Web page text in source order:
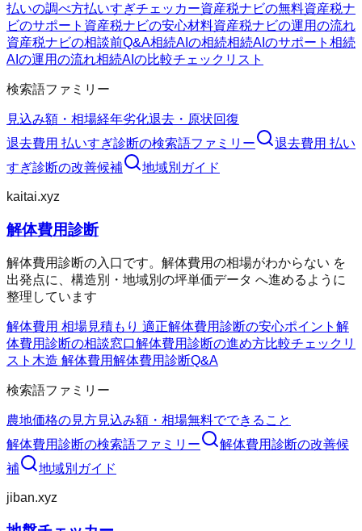
払いの調べ方払いすぎチェッカー資産税ナビの無料資産税ナ
ビのサポート 資産税ナビの安心材料資産税ナビの運用の流れ
資産税ナビの相談前Q&A相続AIの相続相続AIのサポート 相続
AIの運用の流れ相続AIの比較チェックリスト
検索語ファミリー
見込み額・相場経年劣化退去・原状回復
退去費用 払いすぎ診断の検索語ファミリー
退去費用 払い
すぎ診断の改善候補 地域別ガイド
kaitai.xyz
解体費用診断
解体費用診断の入口です。解体費用の相場がわからない を
出発点に、構造別・地域別の坪単価データ へ進めるように
整理しています
解体費用 相場見積もり 適正解体費用診断の安心ポイント 解
体費用診断の相談窓口解体費用診断の進め方比較チェックリ
スト 木造 解体費用解体費用診断Q&A
検索語ファミリー
農地価格の見方見込み額・相場無料でできること
解体費用診断の検索語ファミリー 解体費用診断の改善候
補
地域別ガイド
jiban.xyz